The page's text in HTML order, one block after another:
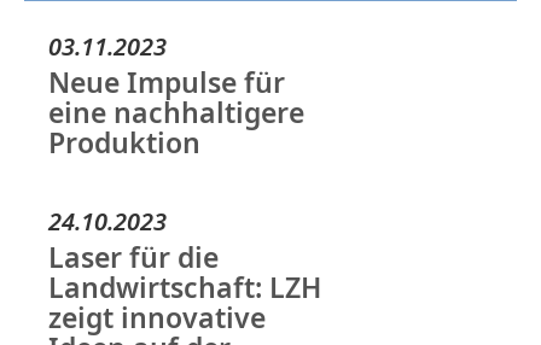
03.11.2023
Neue Impulse für
eine nachhaltigere
Produktion
24.10.2023
Laser für die
Landwirtschaft: LZH
zeigt innovative